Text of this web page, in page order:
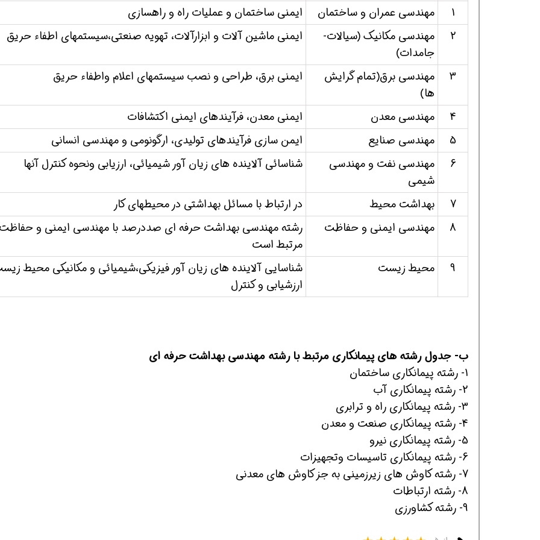
1 مهندسی عمران و ساختمان
ایمنی ساختمان و عملیات راه و راهسازی
2
مهندسی مکانیک (سیالات-
جامدات)
ایمنی ماشین آلات و ابزارآلات، تهویه صنعتی،سیستمهای اطفاء حریق
3
مهندسی برق(تمام گرایش
ها)
ایمنی برق، طراحی و نصب سیستمهای اعلام واطفاء حریق
4 مهندسی معدن
ایمنی معدن، فرآیندهای ایمنی اکتشافات
5
مهندسی صنایع
ایمن سازی فرآیندهای تولیدی، ارگونومی و مهندسی انسانی
6
مهندسی نفت و مهندسی
شیمی
شناسائی آلاینده های زیان آور شیمیائی، ارزیابی ونحوه کنترل آنها
7 بهداشت محیط
در ارتباط با مسائل بهداشتی در محیطهای کار
8
مهندسی ایمنی و حفاظت
رشته مهندسی بهداشت حرفه ای صددرصد با مهندسی ایمنی و
مرتبط است
9
محیط زیست
شناسایی آلاینده های زیان آور فیزیکی،شیمیائی و مکانیکی محیط
ارزشیابی و کنترل
ب- جدول رشته های پیمانکاری مرتبط با رشته مهندسی بهداشت حرفه ای
1- رشته پیمانکاری ساختمان
2- رشته پیمانکاری آب
3- رشته پیمانکاری راه و ترابری
4- رشته پیمانکاری صنعت و معدن
5- رشته پیمانکاری نیرو
6- رشته پیمانکاری تاسیسات وتجهیزات
7- رشته کاوش های زیرزمینی به جز کاوش های معدنی
8- رشته ارتباطات
9- رشته کشاورزی